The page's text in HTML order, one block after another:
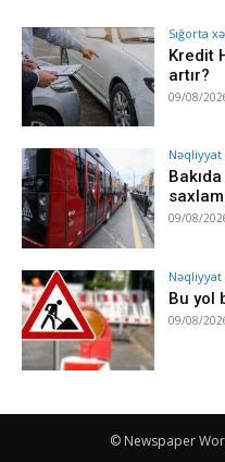
Sığorta
Kredit
artır?
09/08/
Nəqliyyat
09/08/
Nəqliyyat
Bu yol
09/08/
© Newspaper